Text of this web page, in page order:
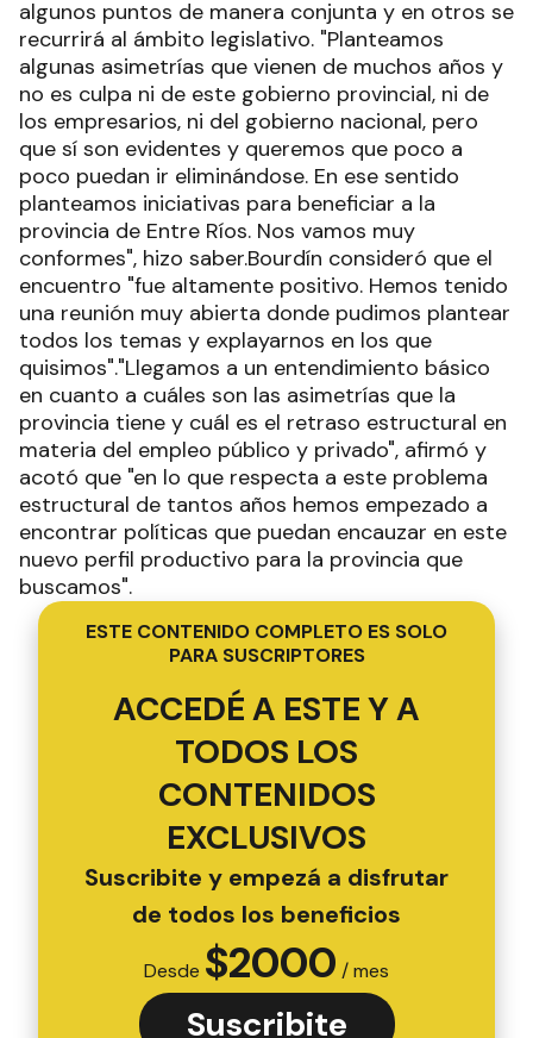
algunos puntos de manera conjunta y en otros se
recurrirá al ámbito legislativo. "Planteamos
algunas asimetrías que vienen de muchos años y
no es culpa ni de este gobierno provincial, ni de
los empresarios, ni del gobierno nacional, pero
que sí son evidentes y queremos que poco a
poco puedan ir eliminándose. En ese sentido
planteamos iniciativas para beneficiar a la
provincia de Entre Ríos. Nos vamos muy
conformes", hizo saber.Bourdín consideró que el
encuentro "fue altamente positivo. Hemos tenido
una reunión muy abierta donde pudimos plantear
todos los temas y explayarnos en los que
quisimos"."Llegamos a un entendimiento básico
en cuanto a cuáles son las asimetrías que la
provincia tiene y cuál es el retraso estructural en
materia del empleo público y privado", afirmó y
acotó que "en lo que respecta a este problema
estructural de tantos años hemos empezado a
encontrar políticas que puedan encauzar en este
nuevo perfil productivo para la provincia que
buscamos".
ESTE CONTENIDO COMPLETO ES SOLO
PARA SUSCRIPTORES
ACCEDÉ A ESTE Y A
TODOS LOS
CONTENIDOS
EXCLUSIVOS
Suscribite y empezá a disfrutar
de todos los beneficios
Desde $2000 / mes
Suscribite